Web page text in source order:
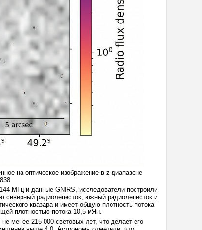
на оптическое изображение в z-диапазоне
МГц и данные GNIRS, исследователи построили
северный радиолепесток, южный радиолепесток и
квазара и имеет общую плотность потока
плотностью потока 10,5 мЯн.
менее 215 000 световых лет, что делает его